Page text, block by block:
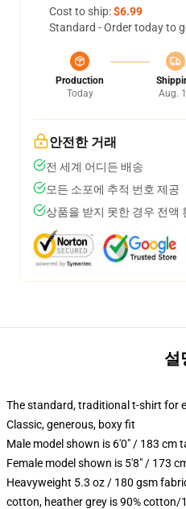
Cost to ship:$6.99
Standard - Order today to
Production
Today
Aug.
안전한 거래
전 세계 어디든 배송
모든 소포에 추적 번호 제공
상품을 받지 못한 경우 전액
설
The standard, traditional t-shirt for
Classic, generous, boxy fit
Male model shown is 6'0" / 183 cm
Female model shown is 5'8" / 173
Heavyweight 5.3 oz / 180 gsm
cotton, heather grey is 90% cotton/